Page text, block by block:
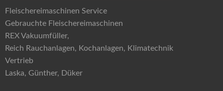
Fleischereimaschinen Service
Gebrauchte Fleischereimaschinen
REX Vakuumfüller,
Reich Rauchanlagen, Kochanlagen, Klimatechnik
Vertrieb
Laska, Günther, Düker